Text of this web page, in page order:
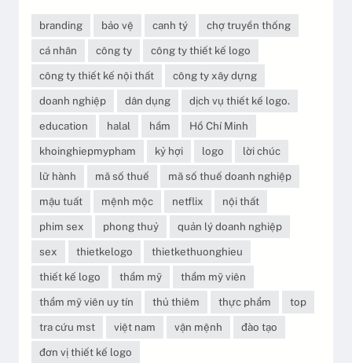
branding bảo vệ canh tý
chợ truyền thống
cá nhân
công ty
công ty thiết kế logo
công ty thiết kế nội thất
công ty xây dựng
doanh nghiệp
dân dụng
dịch vụ thiết kế logo.
education
halal hầm
Hồ Chí Minh
khoinghiepmypham
kỷ hợi logo
lời chúc
lữ hành
mã số thuế
mã số thuế doanh nghiệp
mậu tuất
mệnh mộc netflix
nội thất
phim sex
phong thuỷ
quản lý doanh nghiệp
sex
thietkelogo
thietkethuonghieu
thiết kế logo
thẩm mỹ
thẩm mỹ viên
thẩm mỹ viên uy tín
thủ thiêm thực phẩm
top
tra cứu mst
việt nam vận mệnh
đào tạo
đơn vị thiết kế logo